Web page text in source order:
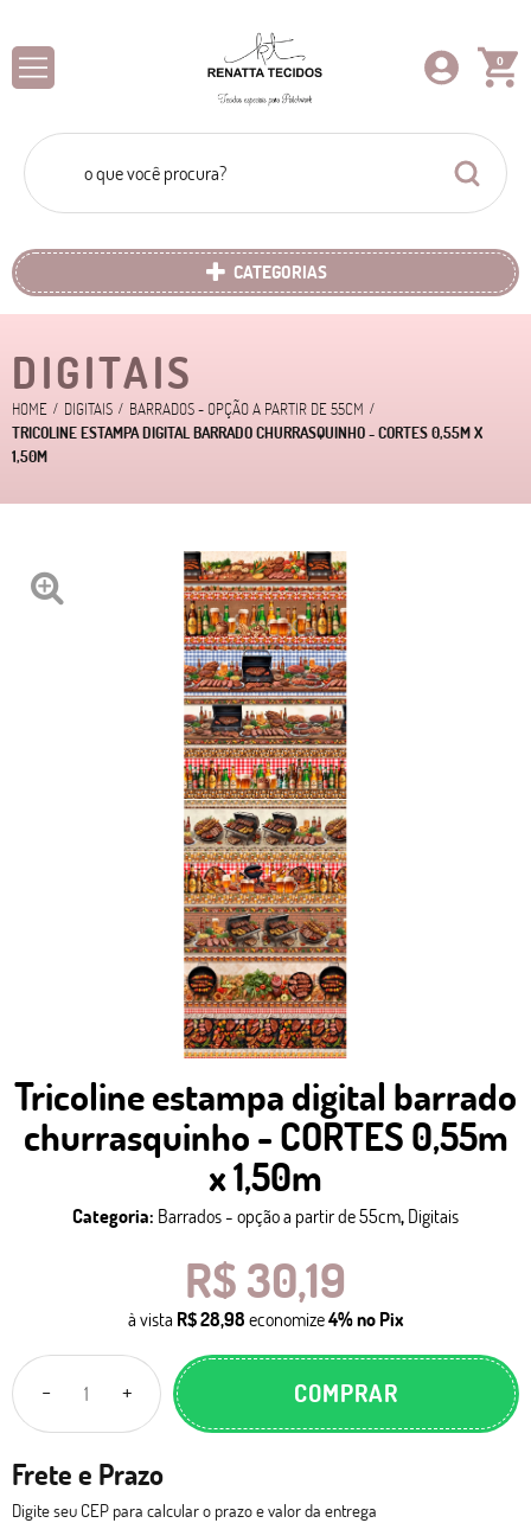
0
CATEGORIAS
DIGITAIS
HOME DIGITAIS
BARRADOS - OPÇÃO A PARTIR DE 55CM
TRICOLINE ESTAMPA DIGITAL BARRADO CHURRASQUINHO - CORTES 0,55M X
1,50M
Tricoline estampa digital barrado
churrasquinho - CORTES 0,55m
x 1,50m
Categoria: Barrados - opção a partir de 55cm, Digitais
R$ 30,19
à vista R$ 28,98 economize4%no Pix
COMPRAR
Frete e Prazo
Digite seu CEP para calcular o prazo e valor da entrega